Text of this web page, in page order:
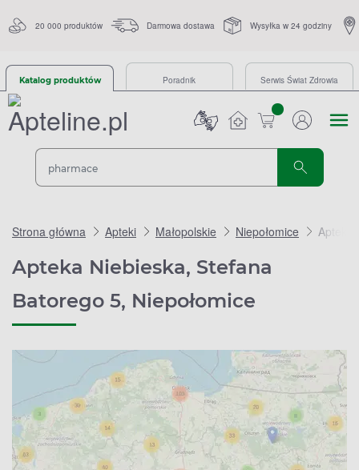
20 000 produktów Darmowa dostawa Wysyłka w 24 godziny
Katalog produktów Poradnik Serwis Świat Zdrowia
sztuk
Strona główna Apteki Małopolskie Niepołomice Apteka
Apteka Niebieska, Stefana
Batorego 5, Niepołomice